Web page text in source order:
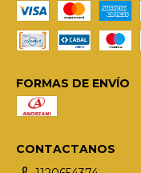
FORMAS DE ENVÍO
CONTACTANOS